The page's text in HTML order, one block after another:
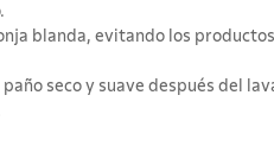
blanda, evitando los
seco y suave después del